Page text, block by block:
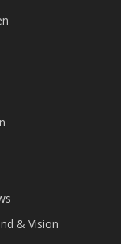
& Vision